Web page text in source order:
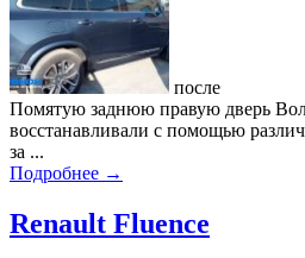
после
Помятую заднюю правую дверь
восстанавливали с помощью
за ...
Подробнее →
Renault Fluence